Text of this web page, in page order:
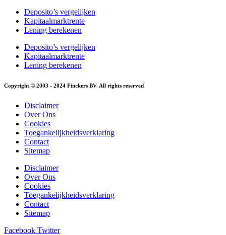
Deposito’s vergelijken
Kapitaalmarktrente
Lening berekenen
Deposito’s vergelijken
Kapitaalmarktrente
Lening berekenen
Copyright © 2003 - 2024 Finckers BV. All rights reserved
Disclaimer
Over Ons
Cookies
Toegankelijkheidsverklaring
Contact
Sitemap
Disclaimer
Over Ons
Cookies
Toegankelijkheidsverklaring
Contact
Sitemap
Facebook Twitter